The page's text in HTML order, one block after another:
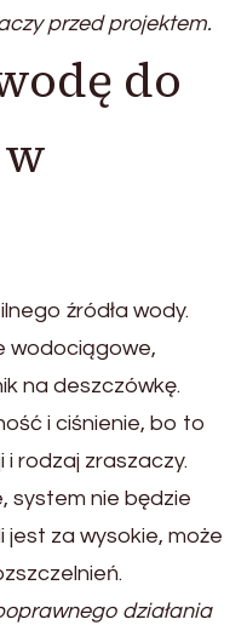
przed projektem.
do
źródła wody.
wodociągowe,
na deszczówkę.
i ciśnienie, bo to
rodzaj zraszaczy.
system nie będzie
jest za wysokie, może
działania